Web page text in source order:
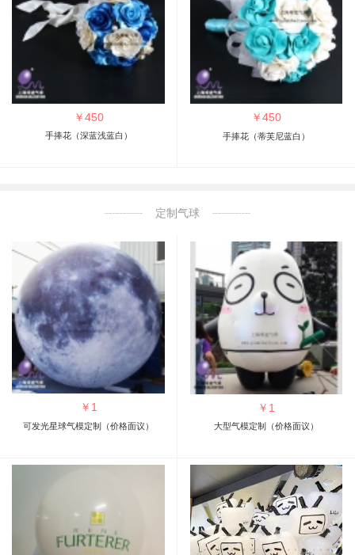
￥450
手捧花（深蓝浅蓝白）
￥450
手捧花（蒂芙尼蓝白）
定制气球
￥ 1
可发光星球气模定制（价格面议）
￥ 1
大型气模定制（价格面议）